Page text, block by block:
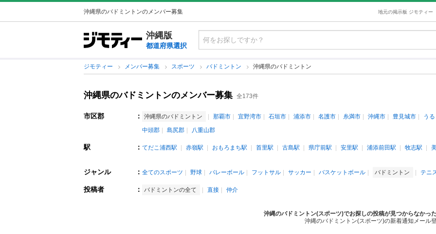
沖縄県のバドミントンのメンバー募集 地元の掲示板 ジモティー
沖縄版
都道府県選択
ジモティー メンバー募集 スポーツ バドミントン 沖縄県のバドミントン
沖縄県のバドミントンのメンバー募集 全173件
市区郡 ： 沖縄県のバドミントン 那覇市 宜野湾市 石垣市 浦添市 名護市 糸満市 沖縄市 豊見城市
う
中頭郡
島尻郡 八重山郡
駅 ： てだこ浦西駅 赤嶺駅 おもろまち駅 首里駅 古島駅 県庁前駅 安里駅 浦添前田駅 牧志駅
ジャンル ： 全てのスポーツ 野球 バレーボール フットサル サッカー バスケットボール バドミントン テニ
投稿者 ： バドミントンの全て 直接 仲介
沖縄のバドミントン(スポーツ)でお探しの投稿が見つからなかっ
沖縄のバドミントン(スポーツ)の新着通知メール